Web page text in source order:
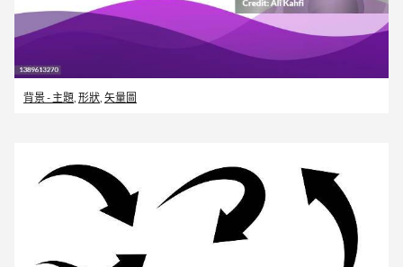
背景 - 主題 形狀 矢量圖